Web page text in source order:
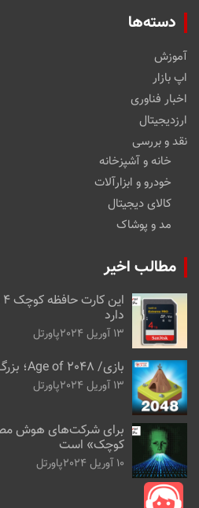
دسته‌ها
آموزش
اپ بازار
اخبار فناوری
ارزدیجیتال
نقد و بررسی
خانه و آشپزخانه
خودرو و ابزارآلات
کالای دیجیتال
مد و پوشاک
مطالب اخیر
دارد
13 آوریل 2024 پاورتل
بازی/ Age of 2048؛ بزرگ‌ترین تمدن جهان را بسازید
13 آوریل 2024 پاورتل
برای شرکت‌های هوش
کوچک» است
10 آوریل 2024 پاورتل